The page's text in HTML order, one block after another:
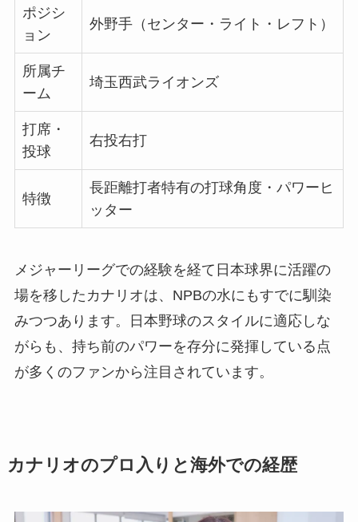
ポジシ
ョン
外野手（センター・ライト・レフト）
所属チ
ーム
埼玉西武ライオンズ
打席・
投球
右投右打
特徴
長距離打者特有の打球角度・パワーヒ
ッター
メジャーリーグでの経験を経て日本球界に活躍の
場を移したカナリオは、NPBの水にもすでに馴染
みつつあります。日本野球のスタイルに適応しな
がらも、持ち前のパワーを存分に発揮している点
が多くのファンから注目されています。
カナリオのプロ入りと海外での経歴